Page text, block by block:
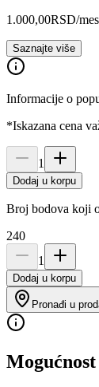
1.000,00RSD/
Saznajte više
Informacije o
*Iskazana cena
1
Dodaj u korpu
Broj bodova koji
240
1
Dodaj u korpu
Pronađi u